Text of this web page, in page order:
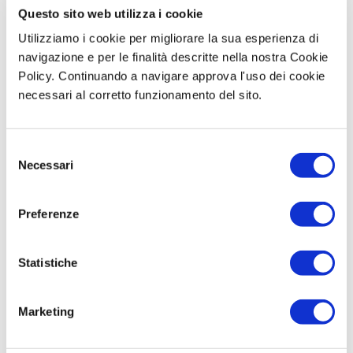
Questo sito web utilizza i cookie
Utilizziamo i cookie per migliorare la sua esperienza di
navigazione e per le finalità descritte nella nostra Cookie
Policy. Continuando a navigare approva l'uso dei cookie
necessari al corretto funzionamento del sito.
delNecessari
Preferenze
Statistiche
Marketing
In tutta italia da
su tutti i circuiti
Potrebbe interessarti
anche…
sped gratis